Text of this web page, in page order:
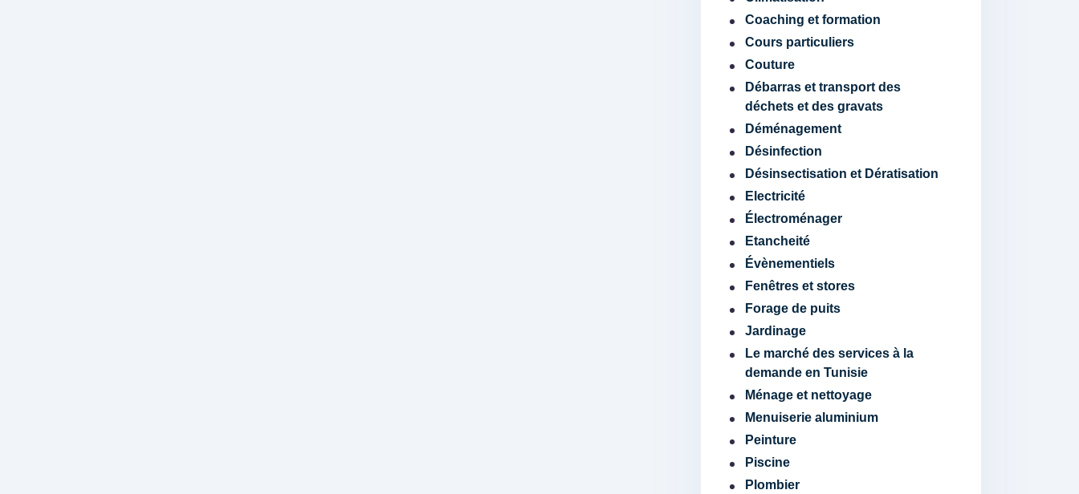
Coaching et formation
Cours particuliers
Couture
Débarras et transport des
déchets et des gravats
Déménagement
Désinfection
Désinsectisation et Dératisation
Electricité
Électroménager
Etancheité
Évènementiels
Fenêtres et stores
Forage de puits
Jardinage
Le marché des services à la
demande en Tunisie
Ménage et nettoyage
Menuiserie aluminium
Peinture
Piscine
Plombier